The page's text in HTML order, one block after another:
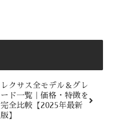
レクサス全モデル＆グレ
ード一覧｜価格・特徴を
完全比較【2025年最新
版】